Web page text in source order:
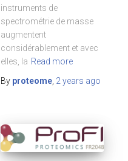
instruments de
spectrométrie de masse
augmentent
considérablement et avec
elles, la Read more
By proteome 2 years ago